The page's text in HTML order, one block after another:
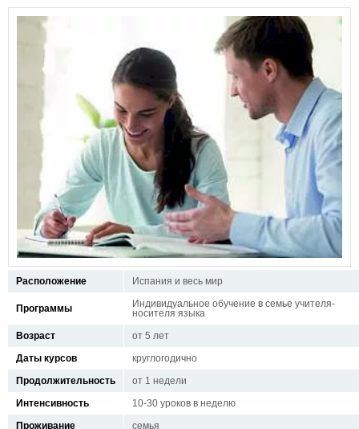
Расположение Испания и весь мир
Программы
Индивидуальное обучение в семье учителя-
носителя языка
Возраст
от 5 лет
Даты курсов
круглогодично
Продолжительность
от 1 недели
Интенсивность
10-30 уроков в неделю
Проживание
семья